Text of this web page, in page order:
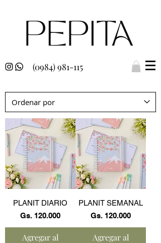
(0984) 981-115
PLANIT DIARIO
Precio
Gs. 120.000
Agregar al
PLANIT SEMANAL
Precio
Gs. 120.000
Agregar al